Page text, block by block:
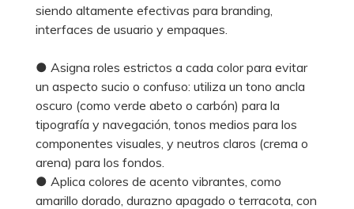
siendo altamente efectivas para branding,
interfaces de usuario y empaques.
● Asigna roles estrictos a cada color para evitar
un aspecto sucio o confuso: utiliza un tono ancla
oscuro (como verde abeto o carbón) para la
tipografía y navegación, tonos medios para los
componentes visuales, y neutros claros (crema o
arena) para los fondos.
● Aplica colores de acento vibrantes, como
amarillo dorado, durazno apagado o terracota, con